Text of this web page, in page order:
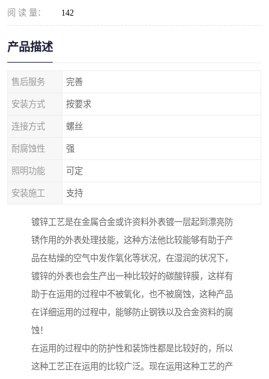
阅 读 量： 142
产品描述
售后服务 完善
安装方式 按要求
连接方式 螺丝
耐腐蚀性 强
照明功能 可定
安装施工 支持
镀锌工艺是在金属合金或许资料外表镀一层起到漂亮防
锈作用的外表处理技能，这种方法他比较能够有助于产
品在枯燥的空气中发作氧化等状况，在湿润的状况下，
镀锌的外表也会生产出一种比较好的碳酸锌膜，这样有
助于在运用的过程中不被氧化，也不被腐蚀，这种产品
在详细运用的过程中，能够防止钢铁以及合金资料的腐
蚀！
在运用的过程中的防护性和装饰性都是比较好的，所以
这种工艺正在运用的比较广泛。现在运用这种工艺的产